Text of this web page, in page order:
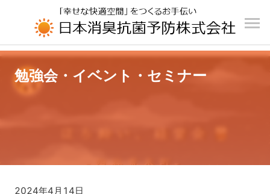
UA-196110426-1
勉強会・イベント・セミナー
2024年4月14日